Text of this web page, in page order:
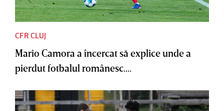
CFR CLUJ
Mario Camora a încercat să explice unde a
pierdut fotbalul românesc....